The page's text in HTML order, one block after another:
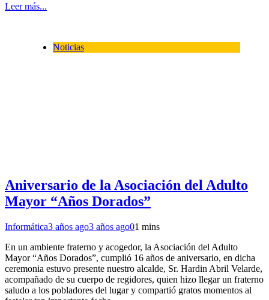
Leer más...
Noticias
Aniversario de la Asociación del Adulto
Mayor “Años Dorados”
Informática3 años ago3 años ago01 mins
En un ambiente fraterno y acogedor, la Asociación del Adulto
Mayor “Años Dorados”, cumplió 16 años de aniversario, en dicha
ceremonia estuvo presente nuestro alcalde, Sr. Hardin Abril Velarde,
acompañado de su cuerpo de regidores, quien hizo llegar un fraterno
saludo a los pobladores del lugar y compartió gratos momentos al